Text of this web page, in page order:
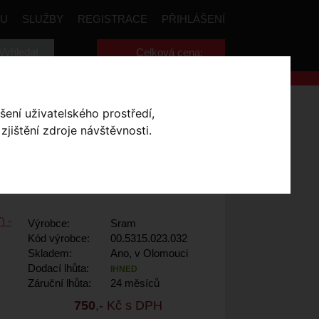
uživatelského prostředí,
zdroje návštěvnosti.
SLUŽBY REGISTRACE PŘIHLÁŠENÍ
Celková cena:
2024+
OCEL
Výrobce:
Sram
Kód výrobce:
00.5315.023.032
Skladem:
Ano, v Olomouci
Dodací lhůta:
IHNED
Záruční lhůta: 24 měsíců
750,- Kč s DPH